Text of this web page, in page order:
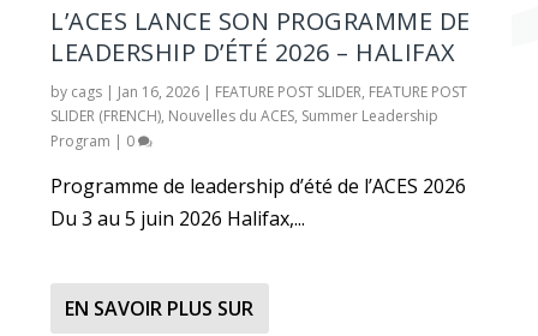
L’ACES LANCE SON PROGRAMME DE
LEADERSHIP D’ÉTÉ 2026 – HALIFAX
by cags | Jan 16, 2026 | FEATURE POST SLIDER, FEATURE POST
SLIDER (FRENCH), Nouvelles du ACES, Summer Leadership
Program | 0
Programme de leadership d’été de l’ACES 2026
Du 3 au 5 juin 2026 Halifax,...
EN SAVOIR PLUS SUR